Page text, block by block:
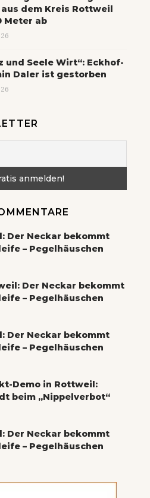
dem Kreis Rottweil
Meter ab
und Seele Wirt“: Eckhof-
Daler ist gestorben
Der Neckar bekommt
– Pegelhäuschen
Der Neckar bekommt
– Pegelhäuschen
Der Neckar bekommt
– Pegelhäuschen
Demo in Rottweil:
beim „Nippelverbot“
Der Neckar bekommt
– Pegelhäuschen